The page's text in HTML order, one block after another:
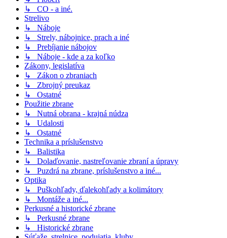
↳ CO - a iné.
Strelivo
↳ Náboje
↳ Strely, nábojnice, prach a iné
↳ Prebíjanie nábojov
↳ Náboje - kde a za koľko
Zákony, legislatíva
↳ Zákon o zbraniach
↳ Zbrojný preukaz
↳ Ostatné
Použitie zbrane
↳ Nutná obrana - krajná núdza
↳ Udalosti
↳ Ostatné
Technika a príslušenstvo
↳ Balistika
↳ Dolaďovanie, nastreľovanie zbraní a úpravy
↳ Puzdrá na zbrane, príslušenstvo a iné...
Optika
↳ Puškohľady, ďalekohľady a kolimátory
↳ Montáže a iné...
Perkusné a historické zbrane
↳ Perkusné zbrane
↳ Historické zbrane